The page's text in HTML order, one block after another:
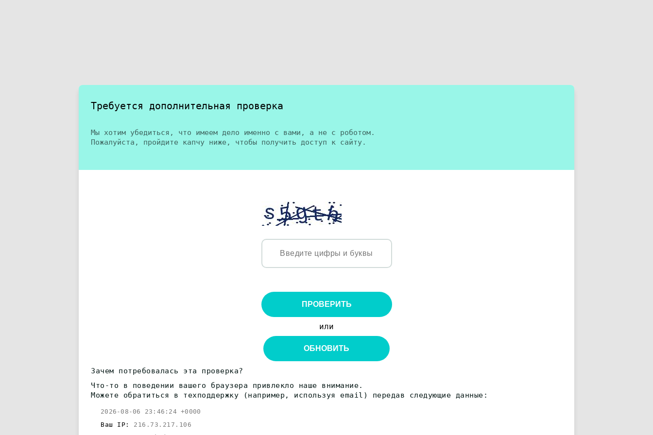
Требуется дополнительная проверка
Мы хотим убедиться, что имеем дело именно с вами, а не с роботом.
Пожалуйста, пройдите капчу ниже, чтобы получить доступ к сайту.
ПРОВЕРИТЬ
или
ОБНОВИТЬ
Зачем потребовалась эта проверка?
Что-то в поведении вашего браузера привлекло наше внимание.
Можете обратиться в техподдержку (например, используя email) передав следующие данные:
2026-08-06 23:46:24 +0000
Ваш IP: 216.73.217.106